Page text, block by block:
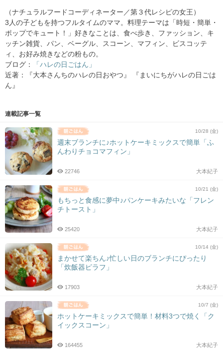
（ナチュラルフードコーディネーター／第３代レシピの女王）
3人の子どもを持つフルタイムのママ。料理テーマは「時短・簡単・
ポップでキュート！」好きなことは、食べ歩き、ファッション、キ
ッチン雑貨、パン、ベーグル、スコーン、マフィン、ビスコッテ
ィ、お好み焼きなどの粉もの。
ブログ：
「ハレの日ごはん」
近著：『大本さんちのハレの日おやつ』 『まいにちがハレの日ごは
ん』
連載記事一覧
10/28 (金)
週末ブランチに♪ホットケーキミックスで簡単「ふ
んわりチョコマフィン」
大本紀子
22746
10/21 (金)
もちっと食感に夢中♪パンケーキみたいな「フレン
チトースト」
大本紀子
25420
10/14 (金)
まかせて楽ちん♪忙しい日のブランチにぴったり
「炊飯器ピラフ」
大本紀子
17903
10/7 (金)
ホットケーキミックスで簡単！材料3つで焼く「ク
イックスコーン」
大本紀子
164455